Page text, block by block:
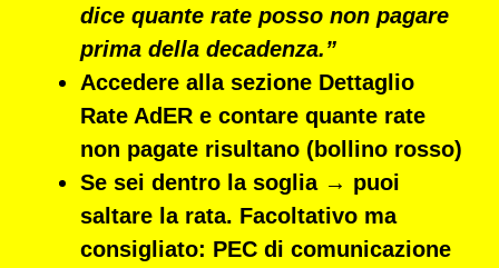
dice quante rate posso non pagare
prima della decadenza.”
Accedere alla sezione Dettaglio
Rate AdER e contare quante rate
non pagate risultano (bollino rosso)
Se sei dentro la soglia → puoi
saltare la rata. Facoltativo ma
consigliato: PEC di comunicazione